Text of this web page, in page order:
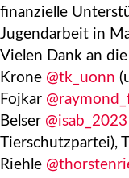
finanzielle
Jugendarbeit in
Vielen Dank an
Krone @tk_uonn
Fojkar
Belser @isab_2023
Tierschutzpartei),
Riehle